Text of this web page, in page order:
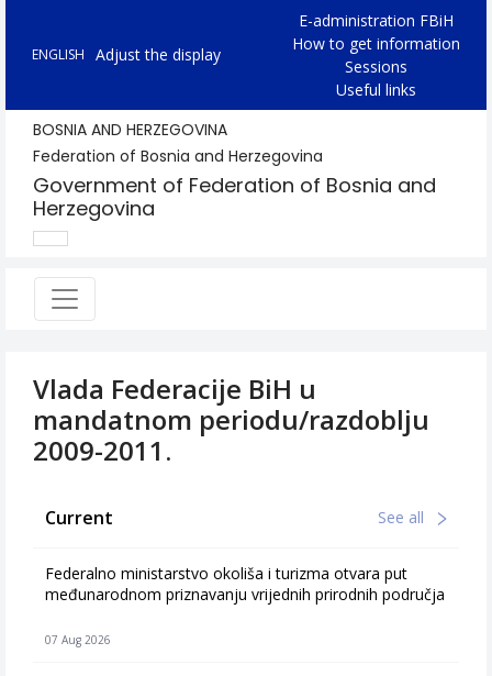
ENGLISH Adjust the display
E-administration FBiH
How to get information
Sessions
Useful links
BOSNIA AND HERZEGOVINA
Federation of Bosnia and Herzegovina
Government of Federation of Bosnia and
Herzegovina
Vlada Federacije BiH u
mandatnom periodu/razdoblju
2009-2011.
Current See all
Federalno ministarstvo okoliša i turizma otvara put
međunarodnom priznavanju vrijednih prirodnih područja
07 Aug 2026